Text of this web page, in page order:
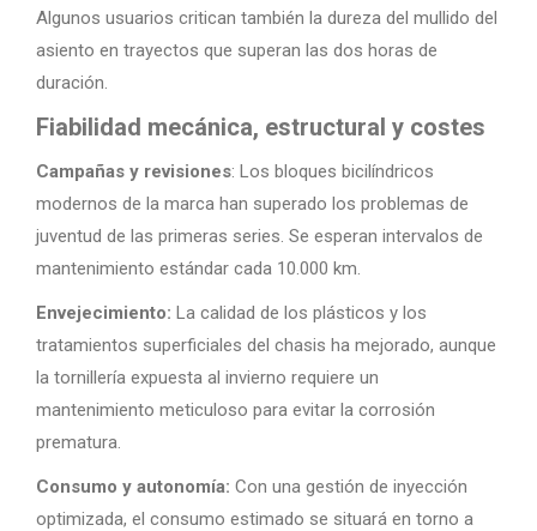
Algunos usuarios critican también la dureza del mullido del
asiento en trayectos que superan las dos horas de
duración.
Fiabilidad mecánica, estructural y costes
Campañas y revisiones: Los bloques bicilíndricos
modernos de la marca han superado los problemas de
juventud de las primeras series. Se esperan intervalos de
mantenimiento estándar cada 10.000 km.
Envejecimiento: La calidad de los plásticos y los
tratamientos superficiales del chasis ha mejorado, aunque
la tornillería expuesta al invierno requiere un
mantenimiento meticuloso para evitar la corrosión
prematura.
Consumo y autonomía: Con una gestión de inyección
optimizada, el consumo estimado se situará en torno a